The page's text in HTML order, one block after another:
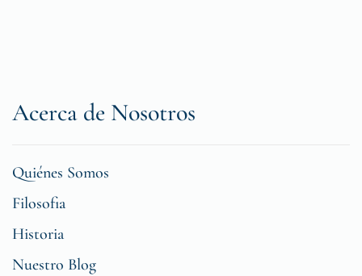
Acerca de Nosotros
Quiénes Somos
Filosofia
Historia
Nuestro Blog